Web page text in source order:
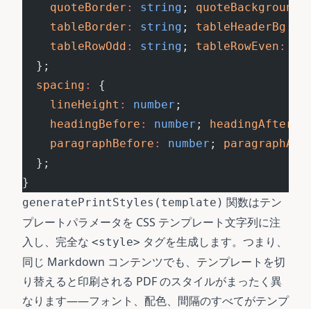
    quoteBorder
: string ; quoteBackground
    tableBorder
: string ; tableHeaderBg :
    tableRowOdd
: string ; tableRowEven :
  };
  spacing
:
{
    lineHeight
: number ;
    headingBefore
: number ; headingAfter
    paragraphBefore
: number ;
  };
}
generatePrintStyles(template) 関数はテン
プレートパラメータを CSS テンプレート文字列に注
入し、完全な <style> タグを生成します。つまり、
同じ Markdown コンテンツでも、テンプレートを切
り替えると印刷される PDF のスタイルがまったく異
なります——フォント、配色、間隔のすべてがテンプ